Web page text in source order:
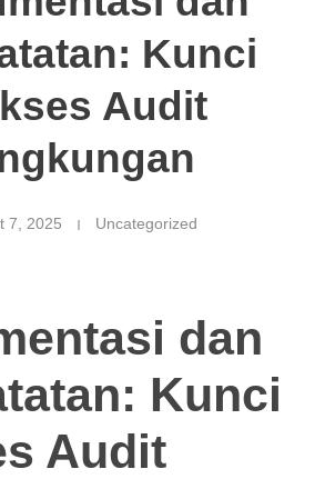
Kunci
Audit
7, 2025 Uncategorized
dan
Kunci
Audit